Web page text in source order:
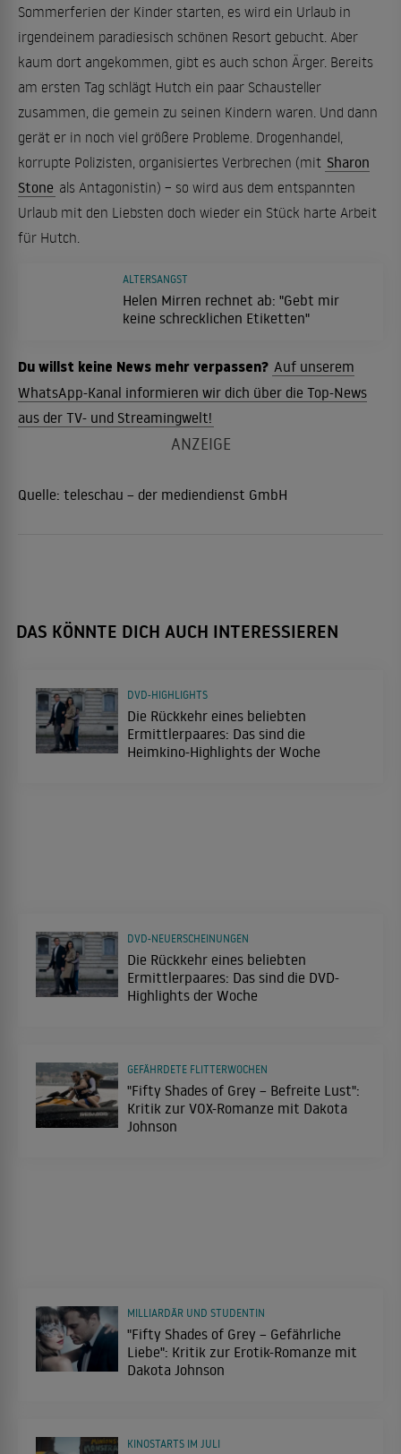
Sommerferien der Kinder starten, es wird ein Urlaub in
irgendeinem paradiesisch schönen Resort gebucht. Aber
kaum dort angekommen, gibt es auch schon Ärger. Bereits
am ersten Tag schlägt Hutch ein paar Schausteller
zusammen, die gemein zu seinen Kindern waren. Und dann
gerät er in noch viel größere Probleme. Drogenhandel,
korrupte Polizisten, organisiertes Verbrechen (mit Sharon
Stone als Antagonistin) – so wird aus dem entspannten
Urlaub mit den Liebsten doch wieder ein Stück harte Arbeit
für Hutch.
Helen Mirren rechnet ab: "Gebt mir
keine schrecklichen Etiketten"
ALTERSANGST
Du willst keine News mehr verpassen? Auf unserem
WhatsApp-Kanal informieren wir dich über die Top-News
aus der TV- und Streamingwelt!
Quelle: teleschau – der mediendienst GmbH
DAS KÖNNTE DICH AUCH INTERESSIEREN
Die Rückkehr eines beliebten
Ermittlerpaares: Das sind die
Heimkino-Highlights der Woche
DVD-HIGHLIGHTS
Die Rückkehr eines beliebten
Ermittlerpaares: Das sind die DVD-
Highlights der Woche
DVD-NEUERSCHEINUNGEN
"Fifty Shades of Grey – Befreite Lust":
Kritik zur VOX-Romanze mit Dakota
Johnson
GEFÄHRDETE FLITTERWOCHEN
"Fifty Shades of Grey – Gefährliche
Liebe": Kritik zur Erotik-Romanze mit
Dakota Johnson
MILLIARDÄR UND STUDENTIN
KINOSTARTS IM JULI